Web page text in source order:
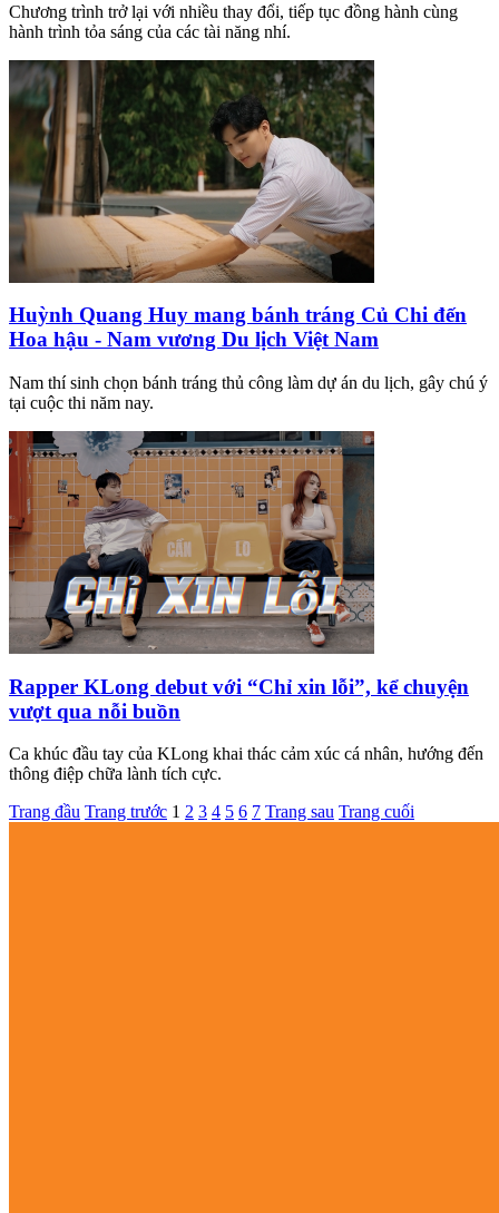
Chương trình trở lại với nhiều thay đổi, tiếp tục đồng hành cùng
hành trình tỏa sáng của các tài năng nhí.
Huỳnh Quang Huy mang bánh tráng Củ Chi đến
Hoa hậu - Nam vương Du lịch Việt Nam
Nam thí sinh chọn bánh tráng thủ công làm dự án du lịch, gây chú ý
tại cuộc thi năm nay.
Rapper KLong debut với “Chỉ xin lỗi”, kể chuyện
vượt qua nỗi buồn
Ca khúc đầu tay của KLong khai thác cảm xúc cá nhân, hướng đến
thông điệp chữa lành tích cực.
Trang đầu Trang trước 1 2 3 4 5 6 7 Trang sau Trang cuối